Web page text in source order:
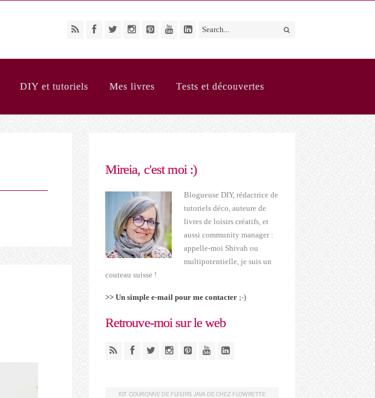
DIY et tutoriels Mes livres Tests et découvertes
Mireia, c'est moi :)
Blogueuse DIY, rédactrice de
tutoriels déco, auteure de
livres de loisirs créatifs, et
aussi community manager :
appelle-moi Shivah ou
multipotentielle, je suis un
couteau suisse !
>> Un simple e-mail pour me contacter;-)
Retrouve-moi sur le web
KIT COURONNE DE FLEURS JAVA DE CHEZ FLOWRETTE